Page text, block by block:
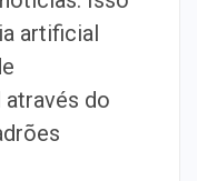
artificial
do